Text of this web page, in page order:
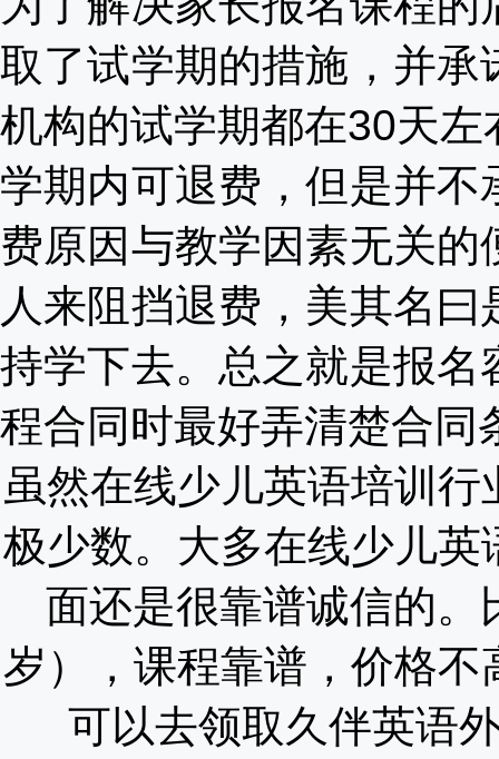
取了试学期的措施，并
机构的试学期都在30天左
学期内可退费，但是并
费原因与教学因素无关
人来阻挡退费，美其名
持学下去。总之就是报
程合同时最好弄清楚合同
虽然在线少儿英语培训
极少数。大多在线少儿
面还是很靠谱诚信的
岁），课程靠谱，价格
可以去领取久伴英语